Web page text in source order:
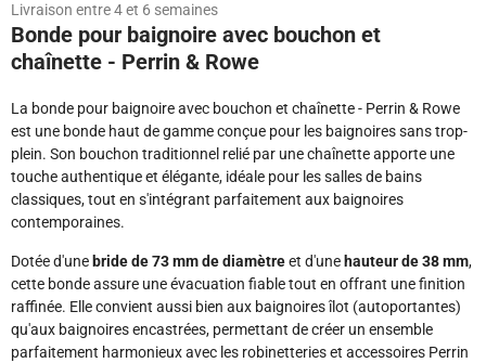
Livraison entre 4 et 6 semaines
Bonde pour baignoire avec bouchon et
chaînette - Perrin & Rowe
La bonde pour baignoire avec bouchon et chaînette - Perrin & Rowe
est une bonde haut de gamme conçue pour les baignoires sans trop-
plein. Son bouchon traditionnel relié par une chaînette apporte une
touche authentique et élégante, idéale pour les salles de bains
classiques, tout en s'intégrant parfaitement aux baignoires
contemporaines.
Dotée d'une bride de 73 mm de diamètreet d'une hauteur de 38 mm,
cette bonde assure une évacuation fiable tout en offrant une finition
raffinée. Elle convient aussi bien aux baignoires îlot (autoportantes)
qu'aux baignoires encastrées, permettant de créer un ensemble
parfaitement harmonieux avec les robinetteries et accessoires Perrin